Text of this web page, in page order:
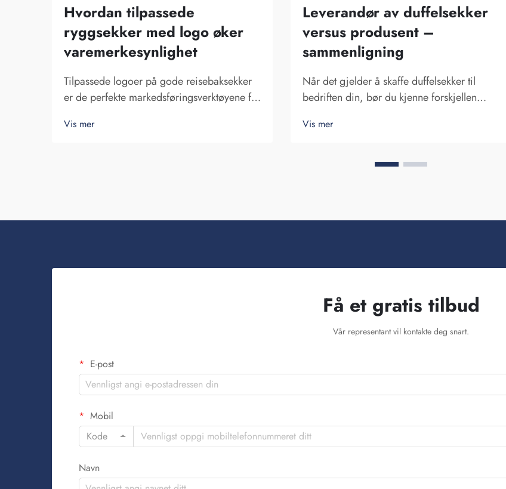
Hvordan tilpassede
ryggsekker med logo øker
varemerkesynlighet
Tilpassede logoer på gode reisebaksekker
er de perfekte markedsføringsverktøyene for
flere personer, kan ikke understrekes nok.
Vis mer
Leverandør av duffelsekker
versus produsent –
sammenligning
Når det gjelder å skaffe duffelsekker til
bedriften din, bør du kjenne forskjellen
Leverandører er selskaper som selger varer,
Saipulang Trading er et bra valg for
Vis mer
Få et gratis tilbud
Vår representant vil kontakte deg snart.
E-post
Mobil
Kode
Navn